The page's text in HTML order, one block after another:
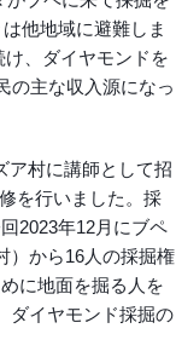
他地域に避難しま
、ダイヤモンドを
の主な収入源になっ
ア村に講師として招
を行いました。採
2023年12月にブペ
）から16人の採掘権
に地面を掘る人を
ダイヤモンド採掘の